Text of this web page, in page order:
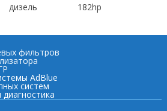
дизель
182hp
фильтров
AdBlue
систем